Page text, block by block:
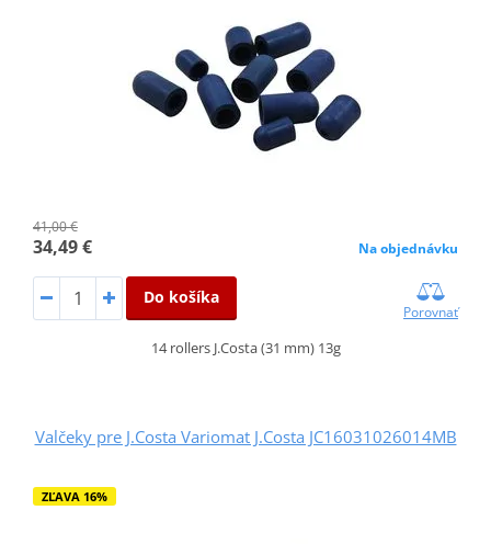
41,00 €
34,49 € Na objednávku
Do košíka
Porovnať
14 rollers J.Costa (31 mm) 13g
Valčeky pre J.Costa Variomat J.Costa JC16031026014MB
ZĽAVA 16%